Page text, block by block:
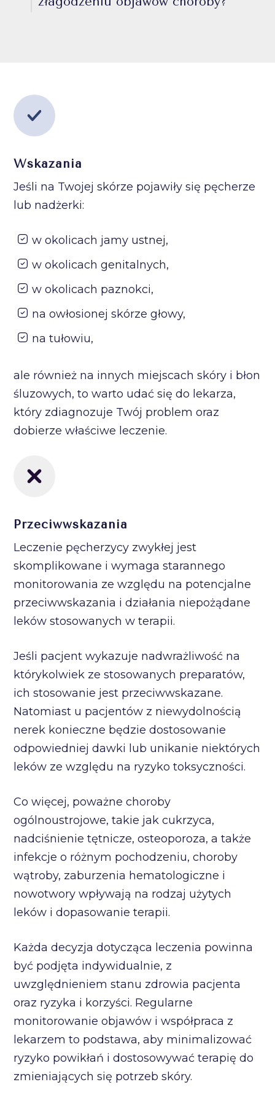
Wskazania
Jeśli na Twojej skórze pojawiły się pęcherze
lub nadżerki:
w okolicach jamy ustnej,
w okolicach genitalnych,
w okolicach paznokci,
na owłosionej skórze głowy,
na tułowiu,
ale również na innych miejscach skóry i błon
śluzowych, to warto udać się do lekarza,
który zdiagnozuje Twój problem oraz
dobierze właściwe leczenie.
Przeciwwskazania
Leczenie pęcherzycy zwykłej jest
skomplikowane i wymaga starannego
monitorowania ze względu na potencjalne
przeciwwskazania i działania niepożądane
leków stosowanych w terapii.
Jeśli pacjent wykazuje nadwrażliwość na
którykolwiek ze stosowanych preparatów,
ich stosowanie jest przeciwwskazane.
Natomiast u pacjentów z niewydolnością
nerek konieczne będzie dostosowanie
odpowiedniej dawki lub unikanie niektórych
leków ze względu na ryzyko toksyczności.
Co więcej, poważne choroby
ogólnoustrojowe, takie jak cukrzyca,
nadciśnienie tętnicze, osteoporoza, a także
infekcje o różnym pochodzeniu, choroby
wątroby, zaburzenia hematologiczne i
nowotwory wpływają na rodzaj użytych
leków i dopasowanie terapii.
Każda decyzja dotycząca leczenia powinna
być podjęta indywidualnie, z
uwzględnieniem stanu zdrowia pacjenta
oraz ryzyka i korzyści. Regularne
monitorowanie objawów i współpraca z
lekarzem to podstawa, aby minimalizować
ryzyko powikłań i dostosowywać terapię do
zmieniających się potrzeb skóry.